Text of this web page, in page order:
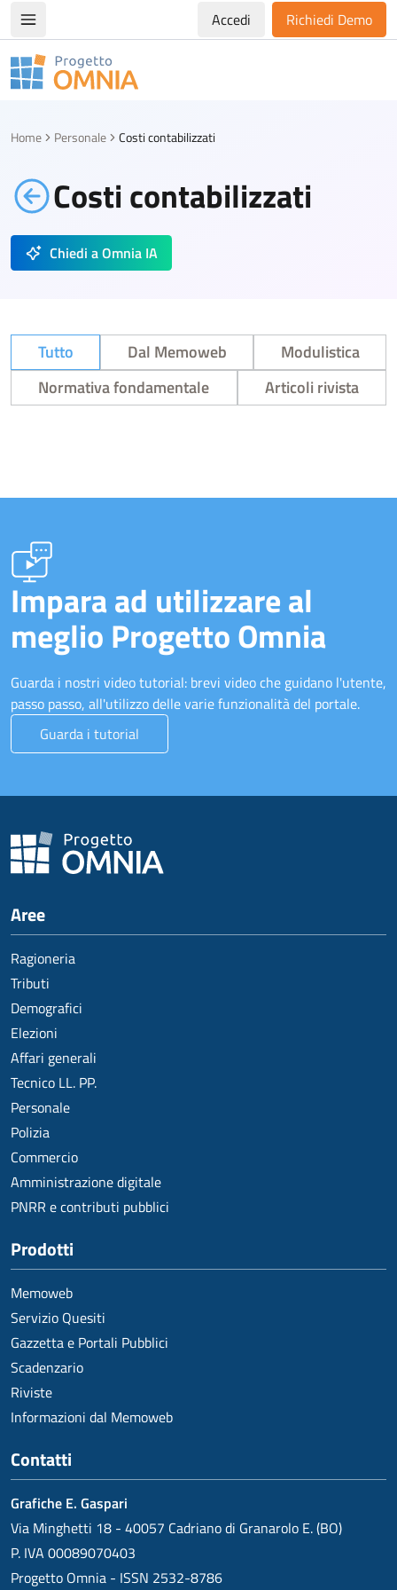
Apri/chiudi menù di navigazioneAccedi Richiedi Demo
Progetto Omnia
Home Personale Costi contabilizzati
Costi contabilizzati
Chiedi a Omnia IA
Tutto Dal Memoweb
Modulistica
Normativa fondamentale
Articoli rivista
Impara ad utilizzare al
meglio Progetto Omnia
Guarda i nostri video tutorial: brevi video che guidano l'utente,
passo passo, all'utilizzo delle varie funzionalità del portale.
Guarda i tutorial
Aree
Ragioneria
Tributi
Demografici
Elezioni
Affari generali
Tecnico LL. PP.
Personale
Polizia
Commercio
Amministrazione digitale
PNRR e contributi pubblici
Prodotti
Memoweb
Servizio Quesiti
Gazzetta e Portali Pubblici
Scadenzario
Riviste
Informazioni dal Memoweb
Contatti
Grafiche E. Gaspari
Via Minghetti 18 - 40057 Cadriano di Granarolo E. (BO)
P. IVA 00089070403
Progetto Omnia - ISSN 2532-8786